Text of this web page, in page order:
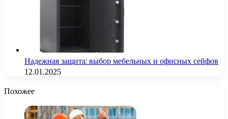
Надежная защита: выбор мебельных и офисных сейфов
12.01.2025
Похожее